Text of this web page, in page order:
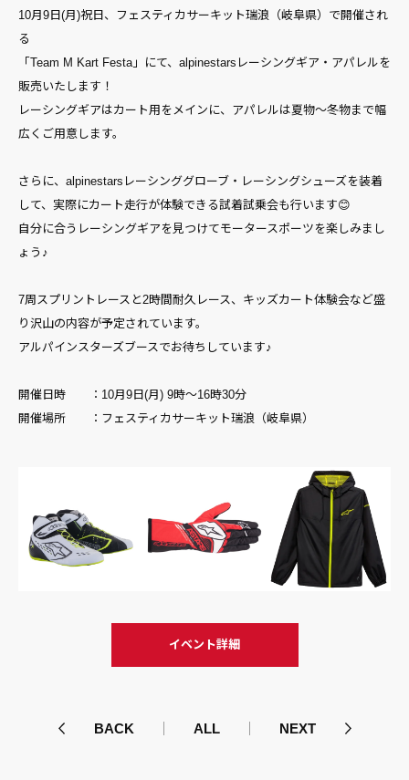
10月9日(月)祝日、フェスティカサーキット瑞浪（岐阜県）で開催され
る
「Team M Kart Festa」にて、alpinestarsレーシングギア・アパレルを
販売いたします！
レーシングギアはカート用をメインに、アパレルは夏物～冬物まで幅
広くご用意します。
さらに、alpinestarsレーシンググローブ・レーシングシューズを装着
して、実際にカート走行が体験できる試着試乗会も行います😊
自分に合うレーシングギアを見つけてモータースポーツを楽しみまし
ょう♪
7周スプリントレースと2時間耐久レース、キッズカート体験会など盛
り沢山の内容が予定されています。
アルパインスターズブースでお待ちしています♪
開催日時 ：10月9日(月) 9時～16時30分
開催場所 ：フェスティカサーキット瑞浪（岐阜県）
イベント詳細
BACK ALL NEXT